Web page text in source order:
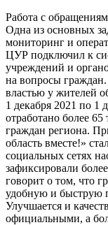
Работа с
Одна из основных
мониторинг и
ЦУР подключил к
учреждений и
на вопросы
властью у жителей
1 декабря 2021 по 1
отработано более
граждан региона.
область вместе!»
социальных сетях
зафиксировали
говорит о том, что
удобную и быструю
Улучшается и
официальными, а